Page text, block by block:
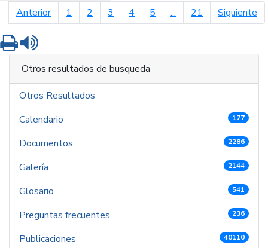
Anteriorpágina anterior
1 2 3 4 5 ... 21 Siguiente
Imprimir
Otros resultados de busqueda
Otros Resultados
Calendario
177
Documentos 2286
Galería 2144
Glosario 541
Preguntas frecuentes 236
Publicaciones 40110